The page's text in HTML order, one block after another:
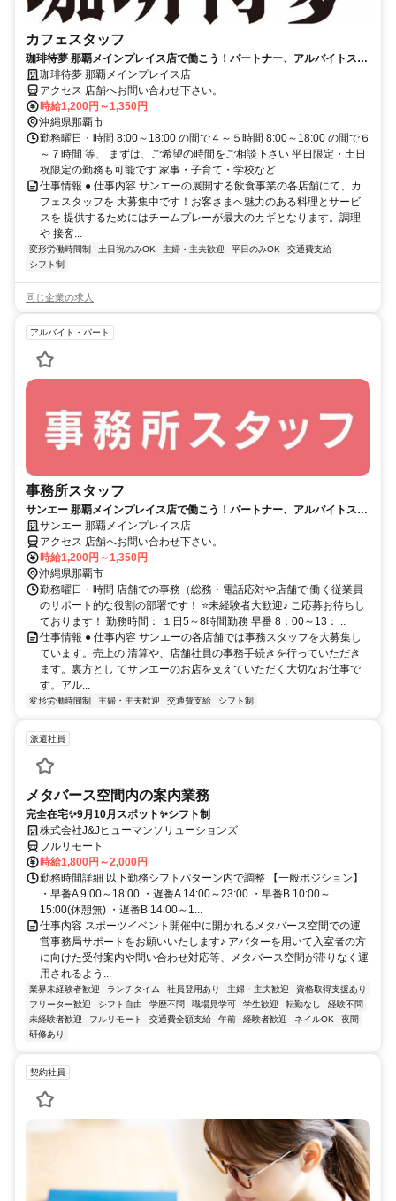
カフェスタッフ
珈琲待夢 那覇メインプレイス店で働こう！パートナー、アルバイトスタ
ッフ大募集♪
珈琲待夢 那覇メインプレイス店
アクセス 店舗へお問い合わせ下さい。
時給1,200円～1,350円
沖縄県那覇市
勤務曜日・時間 8:00～18:00 の間で４～５時間 8:00～18:00 の間で６
～７時間 等、 まずは、ご希望の時間をご相談下さい 平日限定・土日
祝限定の勤務も可能です 家事・子育て・学校など...
仕事情報 ● 仕事内容 サンエーの展開する飲食事業の各店舗にて、カ
フェスタッフを 大募集中です！お客さまへ魅力のある料理とサービ
スを 提供するためにはチームプレーが最大のカギとなります。調理
や 接客...
変形労働時間制 土日祝のみOK 主婦・主夫歓迎 平日のみOK
交通費支給
シフト制
同じ企業の求人
アルバイト・パート
事務所スタッフ
サンエー 那覇メインプレイス店で働こう！パートナー、アルバイトスタ
ッフ大募集♪
サンエー 那覇メインプレイス店
アクセス 店舗へお問い合わせ下さい。
時給1,200円～1,350円
沖縄県那覇市
勤務曜日・時間 店舗での事務（総務・電話応対や店舗で 働く従業員
のサポート的な役割の部署です！ ⭐未経験者大歓迎♪ ご応募お待ちし
ております！ 勤務時間： １日5～8時間勤務 早番 8：00～13：...
仕事情報 ● 仕事内容 サンエーの各店舗では事務スタッフを大募集し
ています。売上の 清算や、店舗社員の事務手続きを行っていただき
ます。裏方とし てサンエーのお店を支えていただく大切なお仕事で
す。アル...
変形労働時間制 主婦・主夫歓迎 交通費支給 シフト制
派遣社員
メタバース空間内の案内業務
完全在宅✨9月10月スポット✨シフト制
株式会社J&Jヒューマンソリューションズ
フルリモート
時給1,800円～2,000円
勤務時間詳細 以下勤務シフトパターン内で調整 【一般ポジション】
・早番A 9:00～18:00 ・遅番A 14:00～23:00 ・早番B 10:00～
15:00(休憩無) ・遅番B 14:00～1...
仕事内容 スポーツイベント開催中に開かれるメタバース空間での運
営事務局サポートをお願いいたします♪ アバターを用いて入室者の方
に向けた受付案内や問い合わせ対応等、メタバース空間が滞りなく運
用されるよう...
業界未経験者歓迎 ランチタイム 社員登用あり 主婦・主夫歓迎
資格取得支援あり
フリーター歓迎
シフト自由 学歴不問 職場見学可 学生歓迎 転勤なし
経験不問
未経験者歓迎
フルリモート 交通費全額支給 午前 経験者歓迎 ネイルOK
夜間
研修あり
契約社員